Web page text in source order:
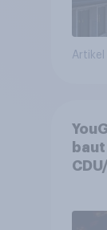
Artikel